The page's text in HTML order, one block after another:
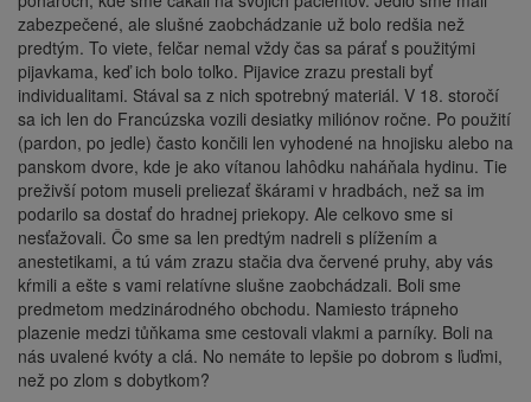
zabezpečené, ale slušné zaobchádzanie už bolo redšia než
predtým. To viete, felčar nemal vždy čas sa párať s použitými
pijavkama, keď ich bolo toľko. Pijavice zrazu prestali byť
individualitami. Stával sa z nich spotrebný materiál. V 18. storočí
sa ich len do Francúzska vozili desiatky miliónov ročne. Po použití
(pardon, po jedle) často končili len vyhodené na hnojisku alebo na
panskom dvore, kde je ako vítanou lahôdku naháňala hydinu. Tie
preživší potom museli preliezať škárami v hradbách, než sa im
podarilo sa dostať do hradnej priekopy. Ale celkovo sme si
nesťažovali. Čo sme sa len predtým nadreli s plížením a
anestetikami, a tú vám zrazu stačia dva červené pruhy, aby vás
kŕmili a ešte s vami relatívne slušne zaobchádzali. Boli sme
predmetom medzinárodného obchodu. Namiesto trápneho
plazenie medzi tůňkama sme cestovali vlakmi a parníky. Boli na
nás uvalené kvóty a clá. No nemáte to lepšie po dobrom s ľuďmi,
než po zlom s dobytkom?